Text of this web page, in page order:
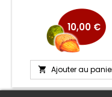
10,00 €
 Ajouter au